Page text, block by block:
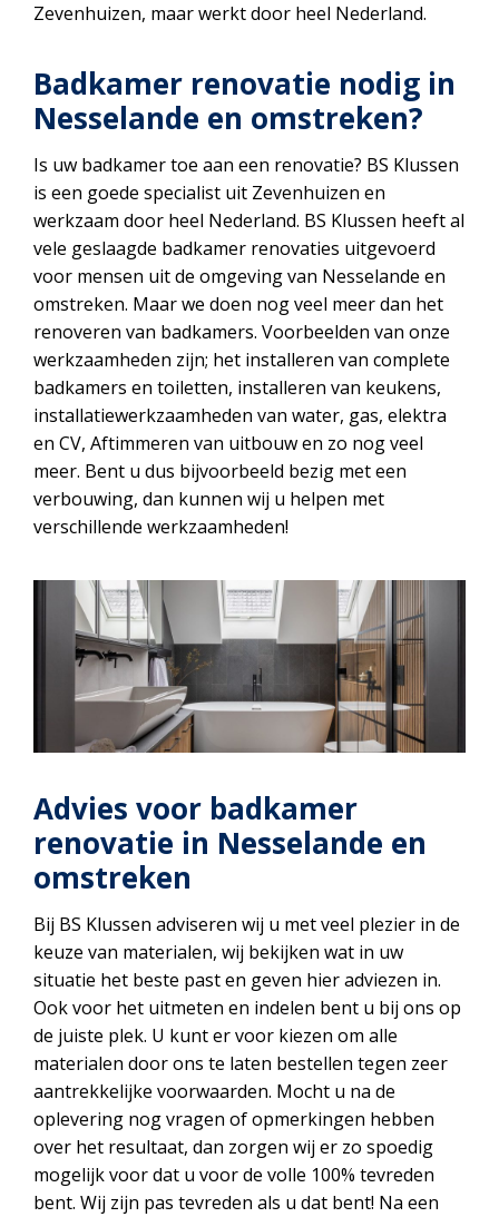
Zevenhuizen, maar werkt door heel Nederland.
Badkamer renovatie nodig in
Nesselande en omstreken?
Is uw badkamer toe aan een renovatie? BS Klussen
is een goede specialist uit Zevenhuizen en
werkzaam door heel Nederland. BS Klussen heeft al
vele geslaagde badkamer renovaties uitgevoerd
voor mensen uit de omgeving van Nesselande en
omstreken. Maar we doen nog veel meer dan het
renoveren van badkamers. Voorbeelden van onze
werkzaamheden zijn; het installeren van complete
badkamers en toiletten, installeren van keukens,
installatiewerkzaamheden van water, gas, elektra
en CV, Aftimmeren van uitbouw en zo nog veel
meer. Bent u dus bijvoorbeeld bezig met een
verbouwing, dan kunnen wij u helpen met
verschillende werkzaamheden!
Advies voor badkamer
renovatie in Nesselande en
omstreken
Bij BS Klussen adviseren wij u met veel plezier in de
keuze van materialen, wij bekijken wat in uw
situatie het beste past en geven hier adviezen in.
Ook voor het uitmeten en indelen bent u bij ons op
de juiste plek. U kunt er voor kiezen om alle
materialen door ons te laten bestellen tegen zeer
aantrekkelijke voorwaarden. Mocht u na de
oplevering nog vragen of opmerkingen hebben
over het resultaat, dan zorgen wij er zo spoedig
mogelijk voor dat u voor de volle 100% tevreden
bent. Wij zijn pas tevreden als u dat bent! Na een